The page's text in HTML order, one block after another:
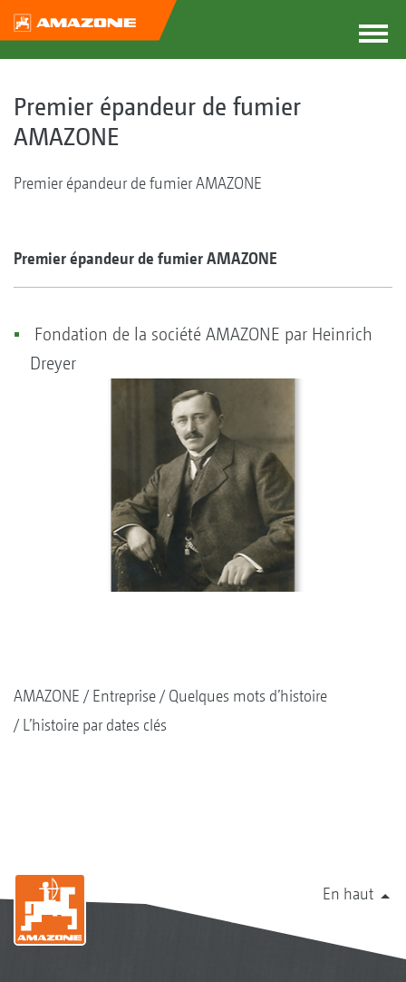
Premier épandeur de fumier
AMAZONE
Premier épandeur de fumier AMAZONE
Premier épandeur de fumier AMAZONE
Fondation de la société AMAZONE par Heinrich
Dreyer
AMAZONE Entreprise
Quelques mots d’histoire
L’histoire par dates clés
En haut